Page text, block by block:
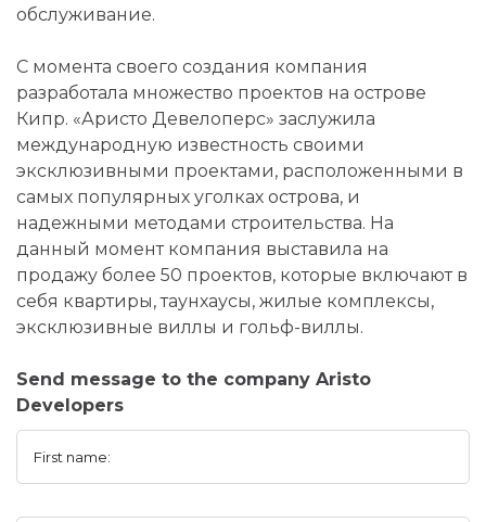
обслуживание.
С момента своего создания компания
разработала множество проектов на острове
Кипр. «Аристо Девелоперс» заслужила
международную известность своими
эксклюзивными проектами, расположенными в
самых популярных уголках острова, и
надежными методами строительства. На
данный момент компания выставила на
продажу более 50 проектов, которые включают в
себя квартиры, таунхаусы, жилые комплексы,
эксклюзивные виллы и гольф-виллы.
Send message to the company Aristo
Developers
First name: